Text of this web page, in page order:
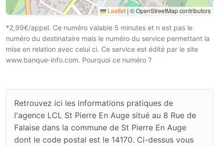
Leaflet | © OpenStreetMap contributors
*2,99€/appel. Ce numéro valable 5 minutes et n est pas le
numéro du destinataire mais le numéro du service permettant la
mise en relation avec celui ci. Ce service est édité par le site
www.banque-info.com. Pourquoi ce numéro ?
Retrouvez ici les informations pratiques de
l'agence LCL St Pierre En Auge situé au 8 Rue de
Falaise dans la commune de St Pierre En Auge
dont le code postal est le 14170. Ci-dessus vous